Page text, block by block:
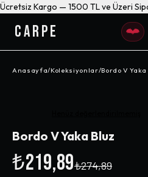
Ücretsiz Kargo — 1500 TL ve Üzeri
CARPE
Anasayfa/Koleksiyonlar/Bordo V Yaka
Bordo V Yaka Bluz
₺219,89₺274,89